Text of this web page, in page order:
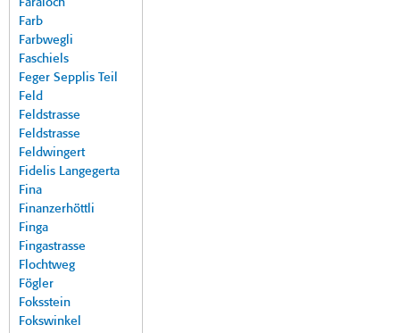
Faraloch
Farb
Farbwegli
Faschiels
Feger Sepplis Teil
Feld
Feldstrasse
Feldstrasse
Feldwingert
Fidelis Langegerta
Fina
Finanzerhöttli
Finga
Fingastrasse
Flochtweg
Fögler
Foksstein
Fokswinkel